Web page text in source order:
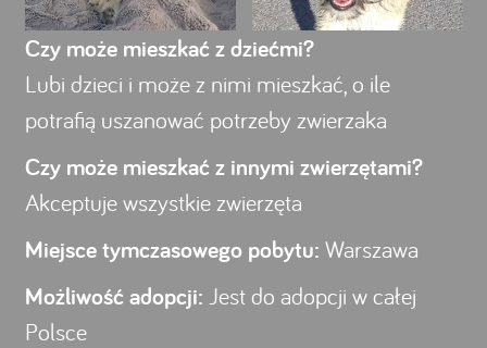
Czy może mieszkać z dziećmi?
Lubi dzieci i może z nimi mieszkać, o ile
potrafią uszanować potrzeby zwierzaka
Czy może mieszkać z innymi zwierzętami?
Akceptuje wszystkie zwierzęta
Miejsce tymczasowego pobytu: Warszawa
Możliwość adopcji: Jest do adopcji w całej
Polsce